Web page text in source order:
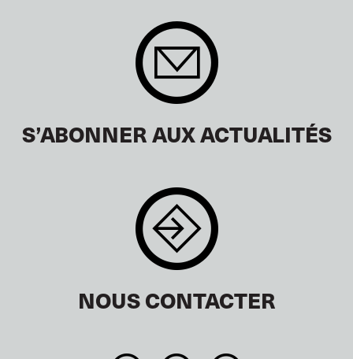
S’ABONNER AUX ACTUALITÉS
NOUS CONTACTER